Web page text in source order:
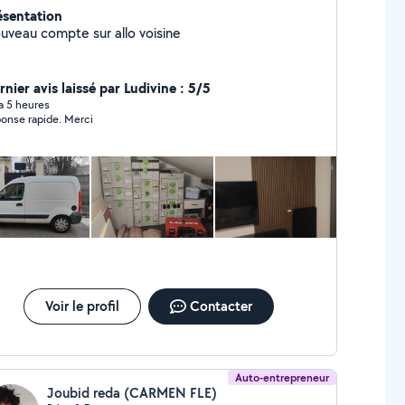
compte sur allo voisine
avis laissé par Ludivine : 5/5
5 heures
rapide. Merci
Voir le profil Contacter
Auto-entrepreneur
Joubid reda (CARMEN FLE)